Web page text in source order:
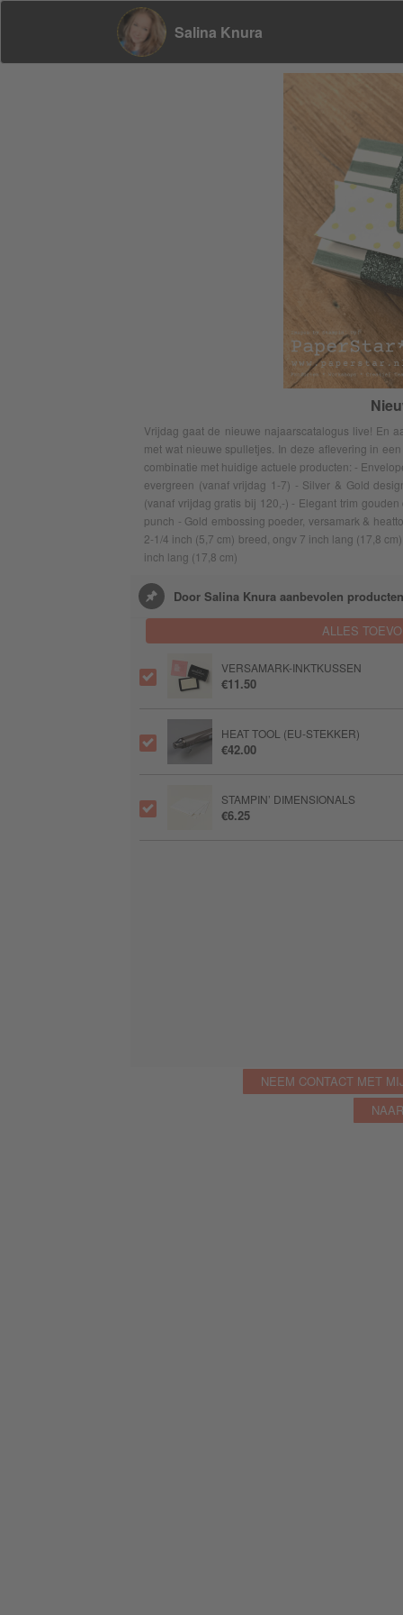
Salina Knura
Vrijdag gaat de nieuwe najaarscatalogus live! En
met wat nieuwe spulletjes. In deze aflevering in
combinatie met huidige actuele producten: -
evergreen (vanaf vrijdag 1-7) - Silver & Gold
(vanaf vrijdag gratis bij 120,-) - Elegant trim
punch - Gold embossing poeder, versamark &
2-1/4 inch (5,7 cm) breed, ongv 7 inch lang (17,8
inch lang (17,8 cm)
Door Salina Knura aanbevolen producten
ALLES
VERSAMARK-INKTKUSSEN
€11.50
HEAT TOOL (EU-STEKKER)
€42.00
STAMPIN’ DIMENSIONALS
€6.25
NEEM CONTACT MET